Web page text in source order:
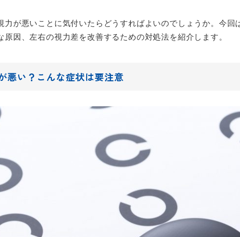
力が悪いことに気付いたらどうすればよいのでしょうか。今
原因、左右の視力差を改善するための対処法を紹介します。
悪い？こんな症状は要注意